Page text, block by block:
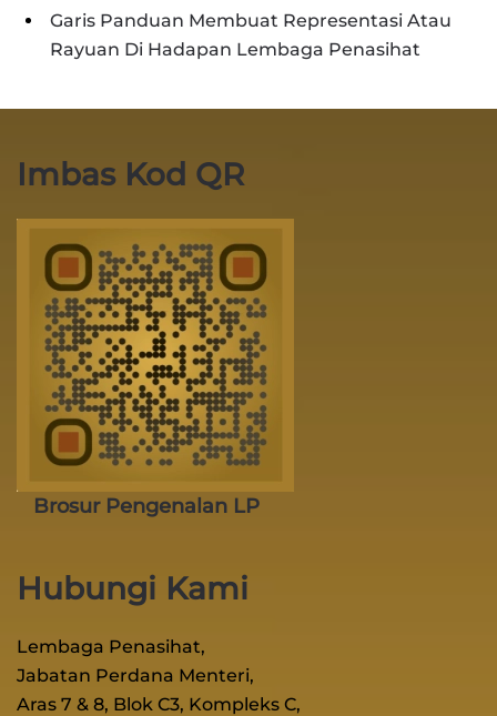
Garis Panduan Membuat Representasi Atau
Rayuan Di Hadapan Lembaga Penasihat
Imbas Kod QR
Brosur Pengenalan LP
Hubungi Kami
Lembaga Penasihat,
Jabatan Perdana Menteri,
Aras 7 & 8, Blok C3, Kompleks C,